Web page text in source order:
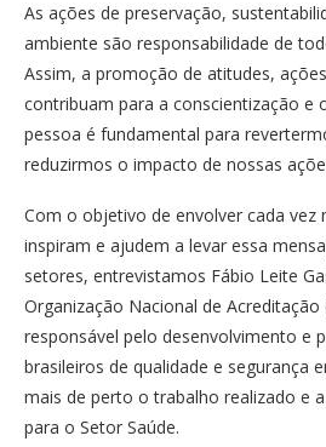
As ações de preservação,
ambiente são responsabilidade de
Assim, a promoção de atitudes,
contribuam para a conscientização e
pessoa é fundamental para
reduzirmos o impacto de nossas
Com o objetivo de envolver cada vez
inspiram e ajudem a levar essa
setores, entrevistamos Fábio Leite
Organização Nacional de
responsável pelo desenvolvimento e
brasileiros de qualidade e segurança
mais de perto o trabalho realizado e
para o Setor Saúde.